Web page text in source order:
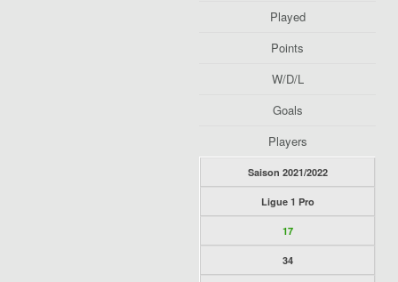
Played
Points
W/D/L
Goals
Players
Saison 2021/2022
Ligue 1 Pro
17
34